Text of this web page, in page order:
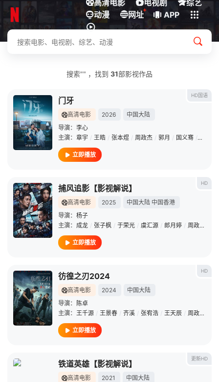
高清电影 电视剧
综艺
动漫
网址
+
APP
下载客户端
搜索"" ，找到 31部影视作品
HD国语
门牙
高清电影 2026
中国大陆
导演： 李心
主演： 章宇 / 王皓 / 张本煜 / 周政杰 / 郭月 / 国义骞 / 练练
立即播放
HD
捕风追影【影视解说】
高清电影 2025 中国大陆 中国香港
导演： 杨子
主演： 成龙 / 张子枫 / 于荣光 / 虞汇源 / 郎月婷 / 周政杰
立即播放
HD
彷徨之刃2024
高清电影 2024
中国大陆
导演：
陈卓
主演： 王千源 / 王景春 / 齐溪 / 张宥浩 / 王天辰 / 周政杰
立即播放
更新HD
铁道英雄【影视解说】
高清电影 2021
中国大陆